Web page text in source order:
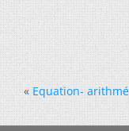
« Equation-